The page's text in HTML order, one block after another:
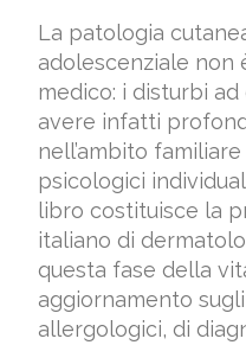
La patologia
adolescenziale non
medico: i disturbi
avere infatti
nell’ambito
psicologici
libro costituisce la
italiano di
questa fase della
aggiornamento
allergologici, di